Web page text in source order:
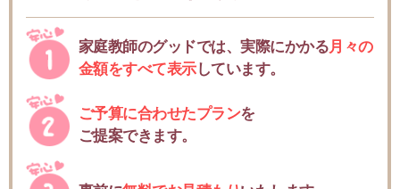
家庭教師のグッドでは、実際にかかる月々の
金額をすべて表示しています。
ご予算に合わせたプランを
ご提案できます。